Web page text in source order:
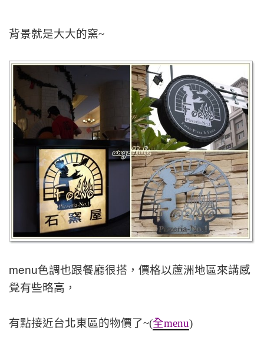
背景就是大大的窯~
menu色調也跟餐廳很搭，價格以蘆洲地區來講感
覺有些略高，
有點接近台北東區的物價了~(全menu)